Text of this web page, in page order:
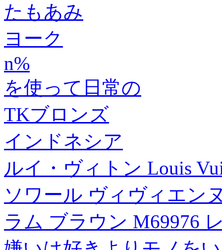
たもあみ
ヨーク
n%
を使って日常の
TKブロンズ
インドネシア
ルイ・ヴィトン Louis
ソワール ヴィヴィエン
ラム ブラウン M69976